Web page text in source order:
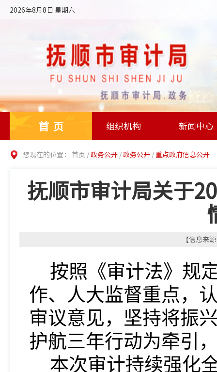
2026年8月8日 星期六
首页 组织机构 新闻中心
您现在的位置： 首页 /政务公开 /政务公开 / 重点政府信息公开
抚顺市审计局关于
【信息来
按照 《审计法》规
作、人大监督重点，
审议意见，坚持将振
护航三年行动为牵引
本次审计持续强化